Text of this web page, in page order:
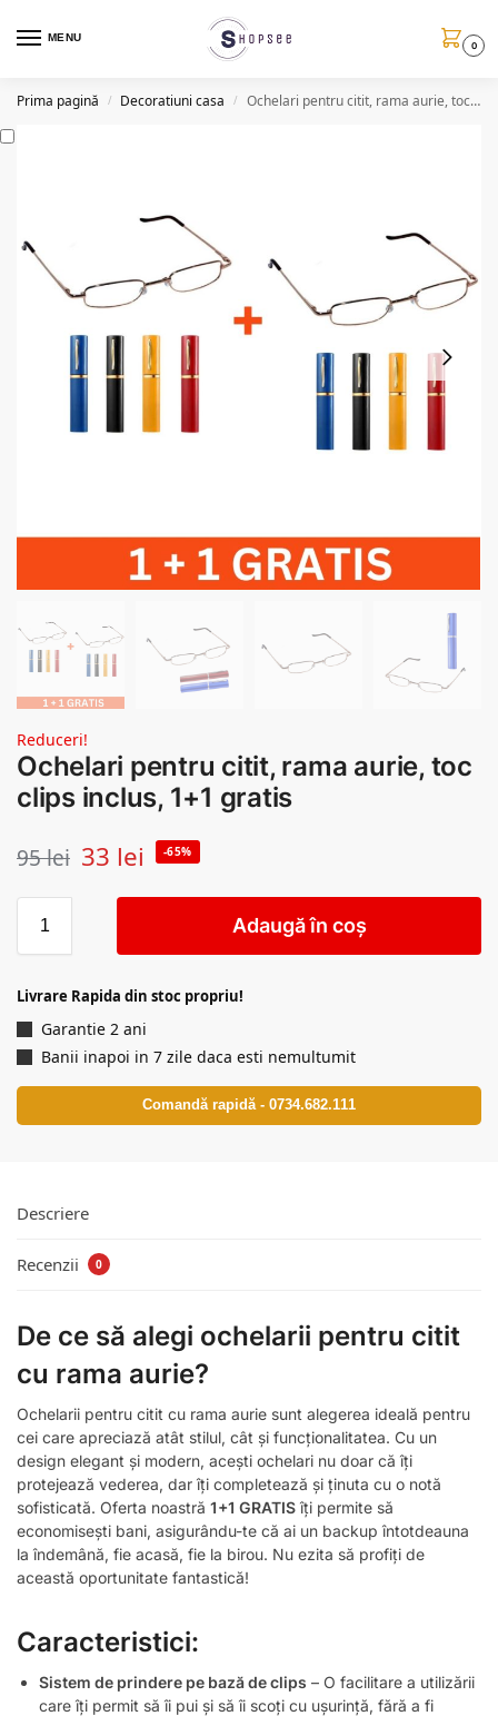
MENU
0
Prima pagină / Decoratiuni casa / Ochelari pentru citit, rama aurie, toc clips inclus, 1+1 gratis
Reduceri!
Ochelari pentru citit, rama aurie, toc
clips inclus, 1+1 gratis
95lei 33 lei -65%
Adaugă în coș
Livrare Rapida din stoc propriu!
Garantie 2 ani
Banii inapoi in 7 zile daca esti nemultumit
Comandă rapidă - 0734.682.111
Descriere
Recenzii 0
De ce să alegi ochelarii pentru citit
cu rama aurie?
Ochelarii pentru citit cu rama aurie sunt alegerea ideală pentru
cei care apreciază atât stilul, cât și funcționalitatea. Cu un
design elegant și modern, acești ochelari nu doar că îți
protejează vederea, dar îți completează și ținuta cu o notă
sofisticată. Oferta noastră 1+1 GRATIS îți permite să
economisești bani, asigurându-te că ai un backup întotdeauna
la îndemână, fie acasă, fie la birou. Nu ezita să profiți de
această oportunitate fantastică!
Caracteristici:
Sistem de prindere pe bază de clips – O facilitare a utilizării
care îți permit să îi pui și să îi scoți cu ușurință, fără a fi